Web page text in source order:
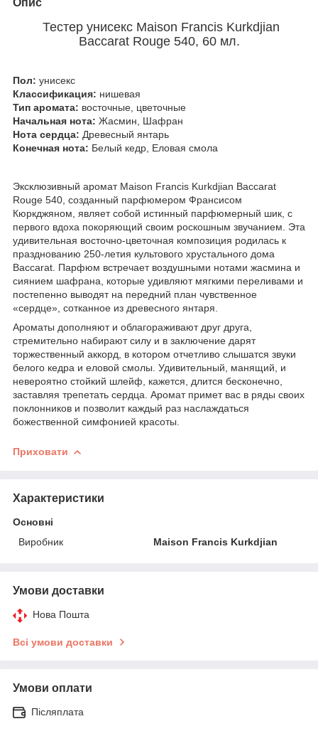
Тестер унисекс Maison Francis Kurkdjian
Baccarat Rouge 540, 60 мл.
Пол: унисекс
Классификация: нишевая
Тип аромата: восточные, цветочные
Начальная нота: Жасмин, Шафран
Нота сердца: Древесный янтарь
Конечная нота: Белый кедр, Еловая смола
Эксклюзивный аромат Maison Francis Kurkdjian Baccarat
Rouge 540, созданный парфюмером Франсисом
Кюркджяном, являет собой истинный парфюмерный шик, с
первого вдоха покоряющий своим роскошным звучанием. Эта
удивительная восточно-цветочная композиция родилась к
празднованию 250-летия культового хрустального дома
Baccarat. Парфюм встречает воздушными нотами жасмина и
сиянием шафрана, которые удивляют мягкими переливами и
постепенно выводят на передний план чувственное
«сердце», сотканное из древесного янтаря.
Ароматы дополняют и облагораживают друг друга,
стремительно набирают силу и в заключение дарят
торжественный аккорд, в котором отчетливо слышатся звуки
белого кедра и еловой смолы. Удивительный, манящий, и
невероятно стойкий шлейф, кажется, длится бесконечно,
заставляя трепетать сердца. Аромат примет вас в ряды своих
поклонников и позволит каждый раз наслаждаться
божественной симфонией красоты.
Приховати
Характеристики
Основні
Виробник
Maison Francis Kurkdjian
Умови доставки
Нова Пошта
Всі умови доставки
Умови оплати
Післяплата